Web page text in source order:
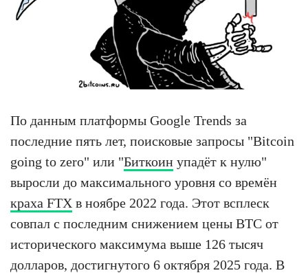
По данным платформы Google Trends за
последние пять лет, поисковые запросы "Bitcoin
going to zero" или "Биткоин упадёт к нулю"
выросли до максимального уровня со времён
краха FTX в ноябре 2022 года. Этот всплеск
совпал с последним снижением цены BTC от
исторического максимума выше 126 тысяч
долларов, достигнутого 6 октября 2025 года. В